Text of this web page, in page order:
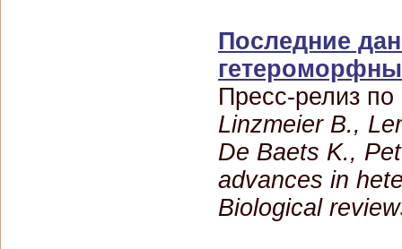
Последние
Пресс-релиз по
Linzmeier B.,
De Baets K.,
advances in
Biological